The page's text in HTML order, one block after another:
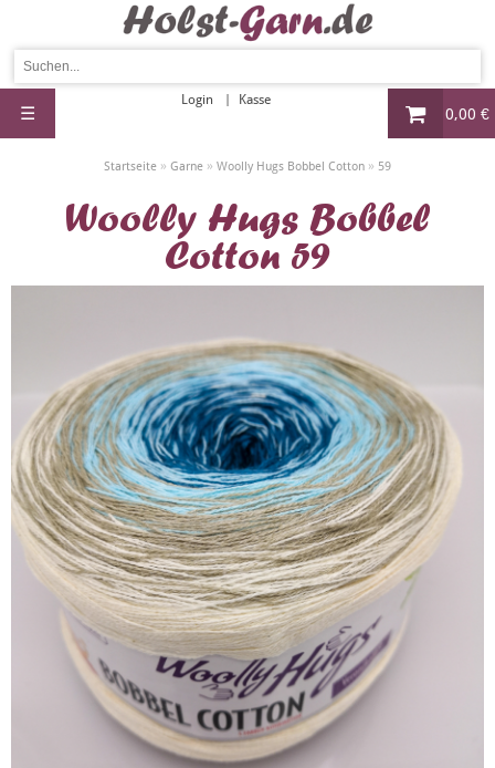
0,00 €
Login Kasse
☰
Startseite » Garne » Woolly Hugs Bobbel Cotton » 59
Woolly Hugs Bobbel
Cotton 59